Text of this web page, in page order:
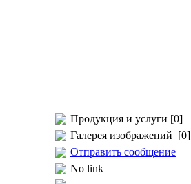
Продукция и услуги [0]
Галерея изображений [0]
Отправить сообщение
No link